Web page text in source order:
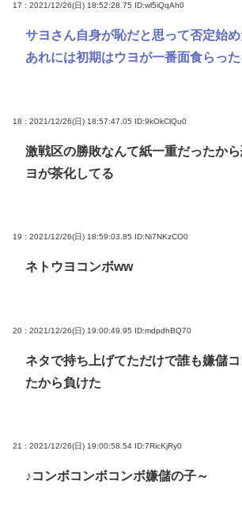
17 : 2021/12/26(日) 18:52:28.75 ID:wl5iQqAh0
サヨさん自身が恥だと思って否定始
あれには初期はウヨが一番面食らっ
18 : 2021/12/26(日) 18:57:47.05 ID:9kOkClQu0
激戦区の勝敗なんて紙一重だったか
ヨが茶化してる
19 : 2021/12/26(日) 18:59:03.85 ID:Ni7NKzCO0
ネトウヨコンボww
20 : 2021/12/26(日) 19:00:49.95 ID:mdpdhBQ70
ネタで持ち上げてただけで誰も嫌儲
たから負けた
21 : 2021/12/26(日) 19:00:58.54 ID:7RicKjRy0
♪コンボコンボコンボ嫌儲の子～